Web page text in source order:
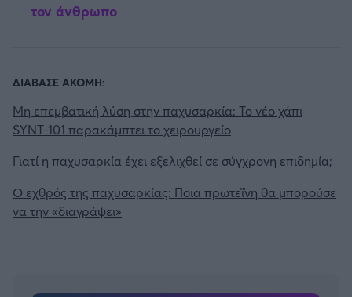
τον άνθρωπο
ΔΙΑΒΑΣΕ ΑΚΟΜΗ:
Μη επεμβατική λύση στην παχυσαρκία: Το νέο χάπι
SYNT-101 παρακάμπτει το χειρουργείο
Γιατί η παχυσαρκία έχει εξελιχθεί σε σύγχρονη επιδημία;
Ο εχθρός της παχυσαρκίας: Ποια πρωτεΐνη θα μπορούσε
να την «διαγράψει»